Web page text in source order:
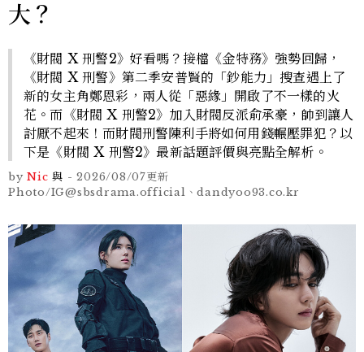
大？
《財閥 X 刑警2》好看嗎？接檔《金特務》強勢回歸，
《財閥 X 刑警》第二季安普賢的「鈔能力」搜查遇上了
新的女主角鄭恩彩，兩人從「惡緣」開啟了不一樣的火
花。而《財閥 X 刑警2》加入財閥反派俞承豪，帥到讓人
討厭不起來！而財閥刑警陳利手將如何用錢輾壓罪犯？以
下是《財閥 X 刑警2》最新話題評價與亮點全解析。
by Nic 與 -2026/08/07更新
Photo/IG@sbsdrama.official、dandyoo93.co.kr